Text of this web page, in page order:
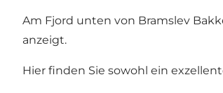
Am Fjord unten von Bramslev
anzeigt.
Hier finden Sie sowohl ein